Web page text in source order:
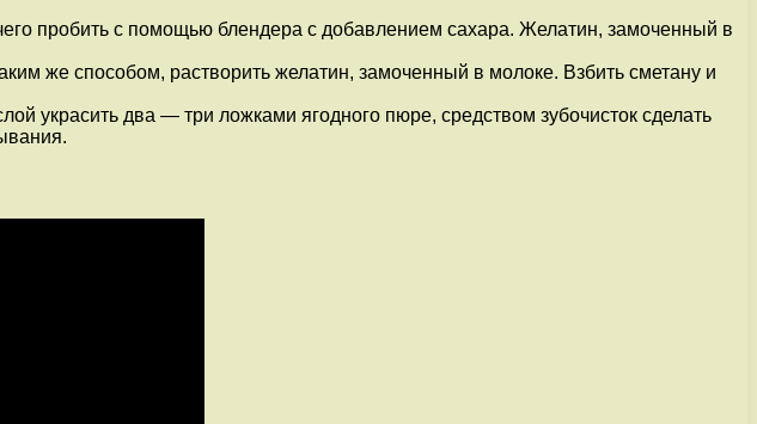
пробить с помощью блендера с добавлением сахара. Желатин, замоченный в
же способом, растворить желатин, замоченный в молоке. Взбить сметану и
украсить два — три ложками ягодного пюре, средством зубочисток сделать